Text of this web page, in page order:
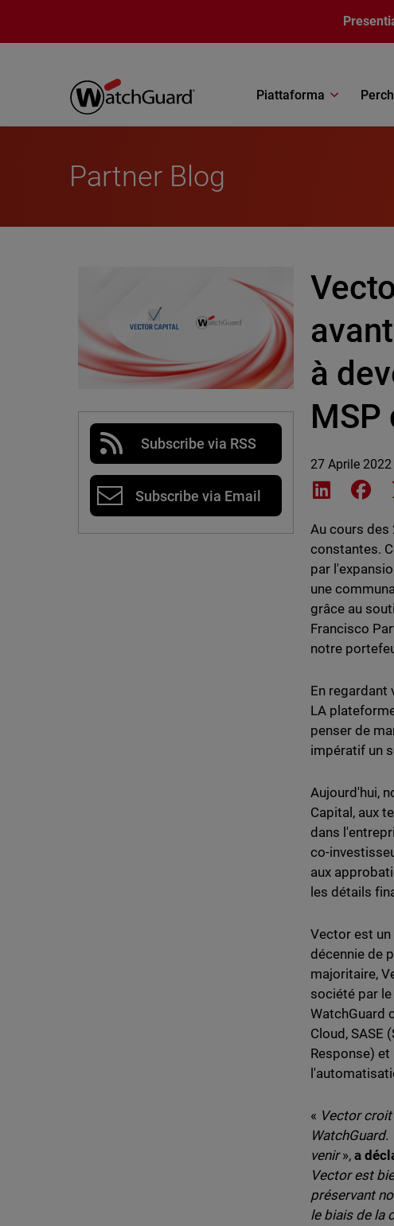
Piattaforma
Partner Blog
Subscribe via RSS
Subscribe via Email
à
MSP
27 Aprile 2022
Share on
Au cours des
constantes.
par
une
grâce au
Francisco
notre
En regardant
LA
penser de
impératif un
Aujourd'hui,
Capital, aux
dans
co-
aux
les détails
Vector est
décennie de
majoritaire,
société par
WatchGuard
Cloud, SASE
Response)
« Vector
venir»,a
Vector est
préservant
le biais de la